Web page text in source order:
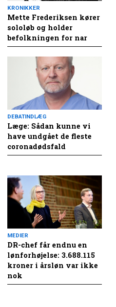
KRONIKKER
Mette Frederiksen kører
sololøb og holder
befolkningen for nar
DEBATINDLÆG
Læge: Sådan kunne vi
have undgået de fleste
coronadødsfald
MEDIER
DR-chef får endnu en
lønforhøjelse: 3.688.115
kroner i årsløn var ikke
nok